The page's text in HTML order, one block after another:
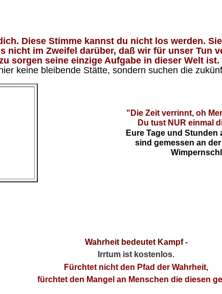
Diese Stimme kannst du nicht los werden.
nicht im Zweifel darüber, daß wir für unser Tun
sorgen seine einzige Aufgabe in dieser Welt ist.
keine bleibende Stätte, sondern suchen die
"Die Zeit verrinnt, oh
Du tust NUR einmal
Eure Tage und Stunden
sind gemessen an
Wahrheit bedeutet Kampf-
Irrtum ist kostenlos.
Fürchtet nicht den Pfad der Wahrheit,
fürchtet den Mangel an Menschen die diesen